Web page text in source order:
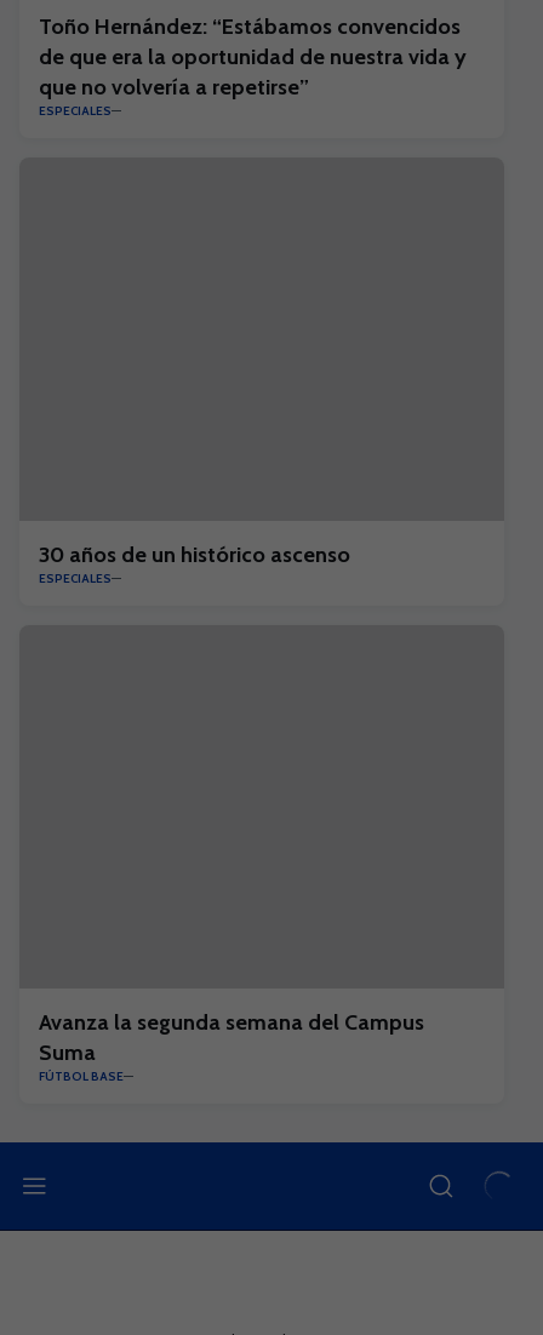
Toño Hernández: “Estábamos convencidos
de que era la oportunidad de nuestra vida y
que no volvería a repetirse”
ESPECIALES
30 años de un histórico ascenso
ESPECIALES
Avanza la segunda semana del Campus
Suma
FÚTBOL BASE